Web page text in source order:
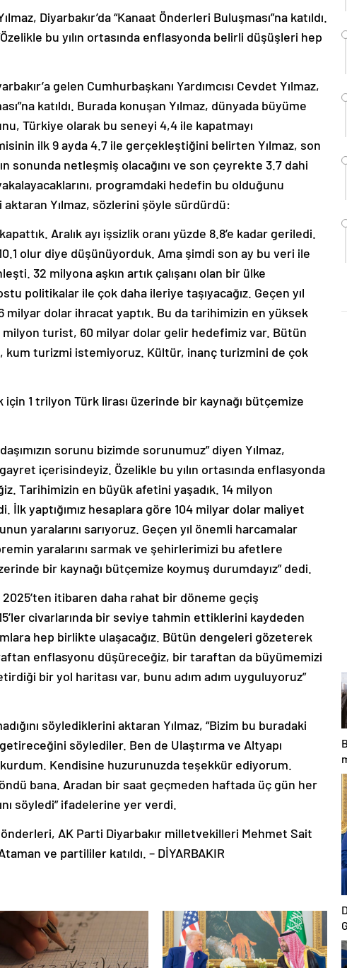
Diyarbakır’da “Kanaat Önderleri Buluşması”na katıldı.
bu yılın ortasında enflasyonda belirli düşüşleri hep
gelen Cumhurbaşkanı Yardımcısı Cevdet Yılmaz,
katıldı. Burada konuşan Yılmaz, dünyada büyüme
Türkiye olarak bu seneyi 4,4 ile kapatmayı
ilk 9 ayda 4.7 ile gerçekleştiğini belirten Yılmaz, son
sonunda netleşmiş olacağını ve son çeyrekte 3.7 dahi
programdaki hedefin bu olduğunu
Yılmaz, sözlerini şöyle sürdürdü:
Aralık ayı işsizlik oranı yüzde 8.8’e kadar geriledi.
olur diye düşünüyorduk. Ama şimdi son ay bu veri ile
32 milyona aşkın artık çalışanı olan bir ülke
politikalar ile çok daha ileriye taşıyacağız. Geçen yıl
milyar dolar ihracat yaptık. Bu da tarihimizin en yüksek
turist, 60 milyar dolar gelir hedefimiz var. Bütün
kum turizmi istemiyoruz. Kültür, inanç turizmini de çok
1 trilyon Türk lirası üzerinde bir kaynağı bütçemize
sorunu bizimde sorunumuz” diyen Yılmaz,
içerisindeyiz. Özelikle bu yılın ortasında enflasyonda
Tarihimizin en büyük afetini yaşadık. 14 milyon
İlk yaptığımız hesaplara göre 104 milyar dolar maliyet
yaralarını sarıyoruz. Geçen yıl önemli harcamalar
yaralarını sarmak ve şehirlerimizi bu afetlere
bir kaynağı bütçemize koymuş durumdayız” dedi.
2025’ten itibaren daha rahat bir döneme geçiş
civarlarında bir seviye tahmin ettiklerini kaydeden
hep birlikte ulaşacağız. Bütün dengeleri gözeterek
enflasyonu düşüreceğiz, bir taraftan da büyümemizi
bir yol haritası var, bunu adım adım uyguluyoruz”
söylediklerini aktaran Yılmaz, “Bizim bu buradaki
söylediler. Ben de Ulaştırma ve Altyapı
kurdum. Kendisine huzurunuzda teşekkür ediyorum.
bana. Aradan bir saat geçmeden haftada üç gün her
söyledi” ifadelerine yer verdi.
AK Parti Diyarbakır milletvekilleri Mehmet Sait
ve partililer katıldı. – DİYARBAKIR